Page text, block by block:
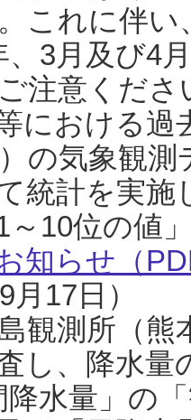
これに伴い
、3月及び4
注意くだ
における過
）の気象観
統計を実
～10位の値
知らせ（
17日）
観測所（熊
し、降水
降水量」の